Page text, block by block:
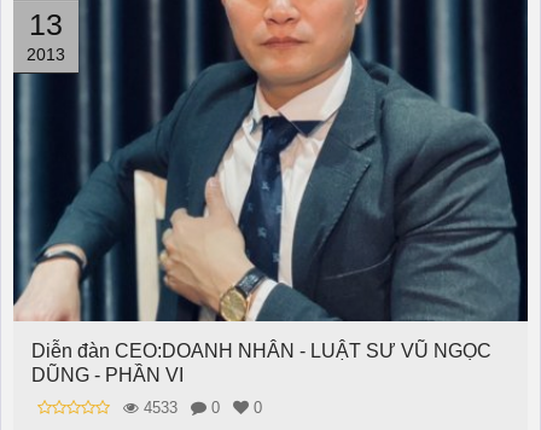
13
2013
Diễn đàn CEO:DOANH NHÂN - LUẬT SƯ VŨ NGỌC
DŨNG - PHẦN VI
4533 0
0